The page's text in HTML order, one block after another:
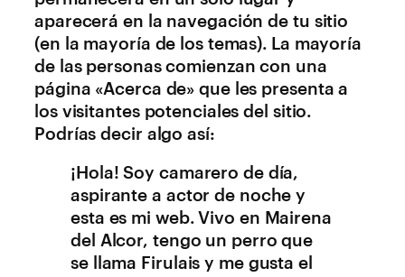
aparecerá en la navegación de tu sitio
(en la mayoría de los temas). La mayoría
de las personas comienzan con una
página «Acerca de» que les presenta a
los visitantes potenciales del sitio.
Podrías decir algo así:
¡Hola! Soy camarero de día,
aspirante a actor de noche y
esta es mi web. Vivo en Mairena
del Alcor, tengo un perro que
se llama Firulais y me gusta el